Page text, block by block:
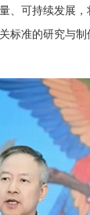
、可持续发展
标准的研究与